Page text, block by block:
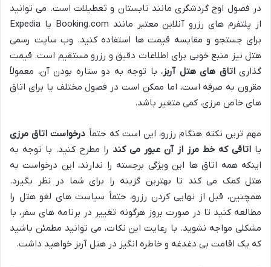
در فصول اوج گردشگری مانند تابستان و تعطیلات است. می توانید
از پلتفرم های رزرو آنلاین معتبر مانند Booking.com یا Expedia
برای جستجو و مقایسه قیمت ها استفاده کنید. وب سایت رسمی
هتل نیز منبع خوبی برای اطلاعات دقیق و رزرو مستقیم است. قیمت
گذاریاتاق های هتل آربز، با توجه به دو ستاره بودن آن، معمولاً
مقرون به صرفه است، اما ممکن است در فصول مختلف یا برای اتاق
های خاص مرزی، کمی متغیر باشد.
مهم ترین نکته هنگام رزرو، این است که حتماً درخواست اتاق مرزی
یا اتاقی که خط مرز از آن عبور می کند را مطرح کنید. با توجه به
اینکه همه اتاق ها این ویژگی برجسته را ندارند، این درخواست به
هتل کمک می کند تا بهترین گزینه را برای شما در نظر بگیرد.
همچنین، قبل از نهایی کردن رزرو، حتماً سیاست های لغو هتل را
مطالعه کنید تا در صورت بروز هرگونه تغییر در برنامه های سفر، با
مشکلی مواجه نشوید. با رعایت این نکات، می توانید مطمئن باشید
که یک اقامت بی دغدغه و خاطره انگیز در هتل آربز خواهید داشت.